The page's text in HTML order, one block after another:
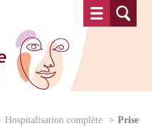
Clinique Sainte Marthe Saint
Hospitalisation complète
Prise